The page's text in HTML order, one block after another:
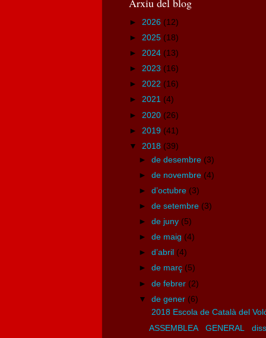
Arxiu del blog
► 2026 (12)
► 2025 (18)
► 2024 (13)
► 2023 (16)
► 2022 (16)
► 2021 (4)
► 2020 (26)
► 2019 (41)
▼ 2018 (39)
►de desembre (3)
►de novembre (4)
►d’octubre (3)
►de setembre (3)
►de juny (5)
►de maig (4)
►d’abril (4)
►de març (5)
►de febrer (2)
▼de gener (6)
2018 Escola de Català del
ASSEMBLEA GENERAL